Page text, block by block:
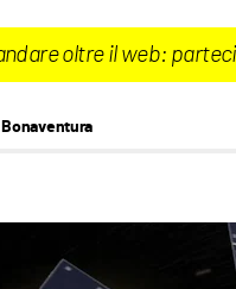
oltre il web: